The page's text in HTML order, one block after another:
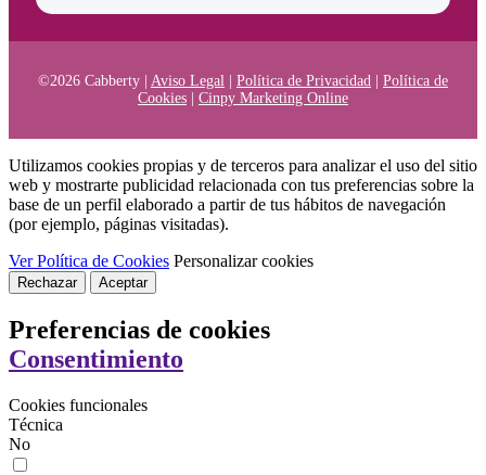
©2026 Cabberty | Aviso Legal Política de Privacidad
Política de
Cookies
Cinpy Marketing Online
Utilizamos cookies propias y de terceros para analizar el uso del sitio
web y mostrarte publicidad relacionada con tus preferencias sobre la
base de un perfil elaborado a partir de tus hábitos de navegación
(por ejemplo, páginas visitadas).
Ver Política de Cookies Personalizar cookies
Rechazar Aceptar
Preferencias de cookies
Consentimiento
Cookies funcionales
Técnica
No